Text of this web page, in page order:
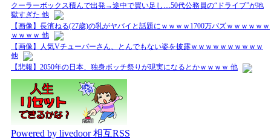
クーラーボックス積んで出発→途中で買い足し…50代公務員の“ドライブ”が地
獄すぎた 他
【画像】長濱ねる(27歳)の乳がヤバイと話題にｗｗｗｗ1700万バズｗｗｗｗｗｗ
ｗｗｗｗ 他
【画像】人気Vチューバーさん、とんでもない姿を披露ｗｗｗｗｗｗｗｗｗｗ
他
【悲報】2050年の日本、独身ボッチ祭りが現実になるとかｗｗｗｗ 他
Powered by livedoor 相互RSS